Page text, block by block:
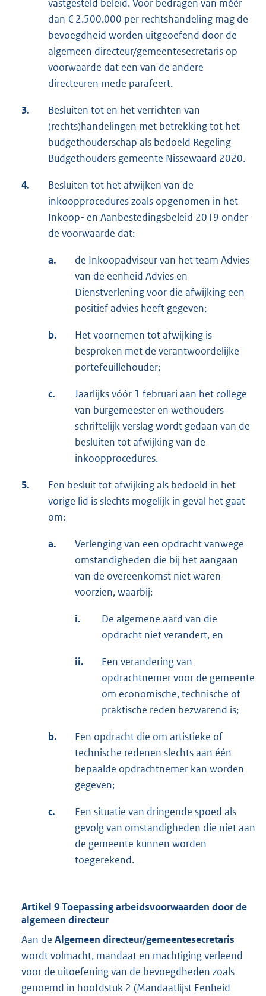
vastgesteld beleid. Voor bedragen van méér
dan € 2.500.000 per rechtshandeling mag de
bevoegdheid worden uitgeoefend door de
algemeen directeur/gemeentesecretaris op
voorwaarde dat een van de andere
directeuren mede parafeert.
3.
Besluiten tot en het verrichten van
(rechts)handelingen met betrekking tot het
budgethouderschap als bedoeld Regeling
Budgethouders gemeente Nissewaard 2020.
4.
Besluiten tot het afwijken van de
inkoopprocedures zoals opgenomen in het
Inkoop- en Aanbestedingsbeleid 2019 onder
de voorwaarde dat:
a.
de Inkoopadviseur van het team Advies
van de eenheid Advies en
Dienstverlening voor die afwijking een
positief advies heeft gegeven;
b.
Het voornemen tot afwijking is
besproken met de verantwoordelijke
portefeuillehouder;
c.
Jaarlijks vóór 1 februari aan het college
van burgemeester en wethouders
schriftelijk verslag wordt gedaan van de
besluiten tot afwijking van de
inkoopprocedures.
5.
Een besluit tot afwijking als bedoeld in het
vorige lid is slechts mogelijk in geval het gaat
om:
a.
Verlenging van een opdracht vanwege
omstandigheden die bij het aangaan
van de overeenkomst niet waren
voorzien, waarbij:
i.
De algemene aard van die
opdracht niet verandert, en
ii.
Een verandering van
opdrachtnemer voor de gemeente
om economische, technische of
praktische reden bezwarend is;
b.
Een opdracht die om artistieke of
technische redenen slechts aan één
bepaalde opdrachtnemer kan worden
gegeven;
c.
Een situatie van dringende spoed als
gevolg van omstandigheden die niet aan
de gemeente kunnen worden
toegerekend.
Artikel 9 Toepassing arbeidsvoorwaarden door de
algemeen directeur
Aan de Algemeen directeur/gemeentesecretaris
wordt volmacht, mandaat en machtiging verleend
voor de uitoefening van de bevoegdheden zoals
genoemd in hoofdstuk 2 (Mandaatlijst Eenheid